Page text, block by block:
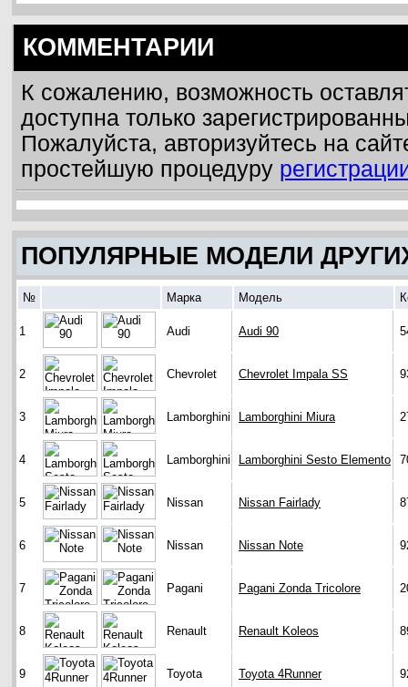
КОММЕНТАРИИ
К сожалению, возможность
доступна только
Пожалуйста, авторизуйтесь на
простейшую процедуру
ПОПУЛЯРНЫЕ МОДЕЛИ
№ Марка Модель
1 Audi Audi 90
2 Chevrolet Chevrolet Impala SS
3 Lamborghini Lamborghini Miura
4 Lamborghini Lamborghini Sesto Elemento
5 Nissan Nissan Fairlady
6 Nissan Nissan Note
7 Pagani Pagani Zonda Tricolore
8 Renault Renault Koleos
9 Toyota Toyota 4Runner